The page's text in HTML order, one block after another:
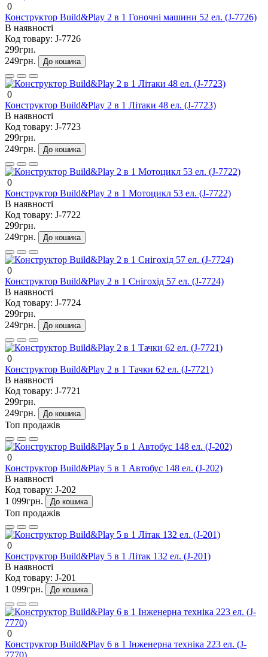
0
Конструктор Build&Play 2 в 1 Гоночні машини 52 ел. (J-7726)
В наявності
Код товару: J-7726
299грн.
249грн.
До кошика
0
Конструктор Build&Play 2 в 1 Літаки 48 ел. (J-7723)
В наявності
Код товару: J-7723
299грн.
249грн.
До кошика
0
Конструктор Build&Play 2 в 1 Мотоцикл 53 ел. (J-7722)
В наявності
Код товару: J-7722
299грн.
249грн.
До кошика
0
Конструктор Build&Play 2 в 1 Снігохід 57 ел. (J-7724)
В наявності
Код товару: J-7724
299грн.
249грн.
До кошика
0
Конструктор Build&Play 2 в 1 Тачки 62 ел. (J-7721)
В наявності
Код товару: J-7721
299грн.
249грн.
До кошика
Топ продажів
0
Конструктор Build&Play 5 в 1 Автобус 148 ел. (J-202)
В наявності
Код товару: J-202
1 099грн.
До кошика
Топ продажів
0
Конструктор Build&Play 5 в 1 Літак 132 ел. (J-201)
В наявності
Код товару: J-201
1 099грн.
До кошика
0
Конструктор Build&Play 6 в 1 Інженерна техніка 223 ел. (J-
7770)